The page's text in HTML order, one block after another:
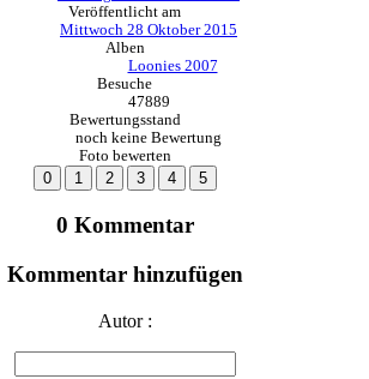
Veröffentlicht am
Mittwoch 28 Oktober 2015
Alben
Loonies 2007
Besuche
47889
Bewertungsstand
noch keine Bewertung
Foto bewerten
0 Kommentar
Kommentar hinzufügen
Autor :